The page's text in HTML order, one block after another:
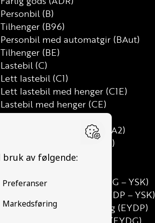
Personbil (B)
Tilhenger (B96)
Personbil med automatgir (BAut)
Tilhenger (BE)
Lastebil (C)
Lett lastebil (C1)
Lett lastebil med henger (C1E)
Lastebil med henger (CE)
Buss (D)
Mellomtung motorsykkel (A2)
Minibuss med henger (D1E)
Buss med henger (DE)
Grunnutdanning Gods (YDG – YSK)
Grunnutdanning Person (YDP – YSK)
YSK Person etterutdanning (EYDP)